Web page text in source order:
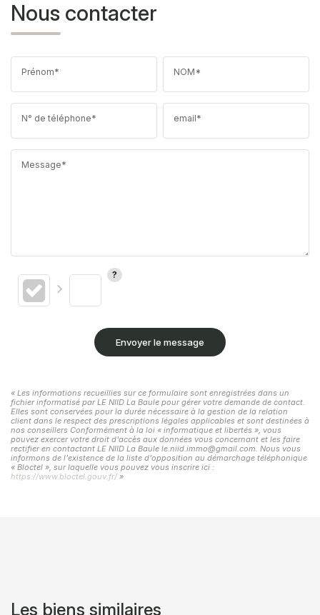
Nous contacter
Prénom* NOM*
N° de téléphone* email*
Message*
Envoyer le message
« Les informations recueillies sur ce formulaire sont enregistrées dans un
fichier informatisé par LE NIID La Baule pour gérer votre demande de contact.
Elles sont conservées pour la durée nécessaire à la gestion de la relation
client dans le respect des prescriptions légales applicables et sont destinées à
nos conseillers Conformément à la loi « informatique et libertés », vous
pouvez exercer votre droit d'accès aux données vous concernant et les faire
rectifier en contactant LE NIID La Baule le.niid.immo@gmail.com. Nous vous
informons de l'existence de la liste d'opposition au démarchage téléphonique
« Bloctel », sur laquelle vous pouvez vous inscrire ici :
https://www.bloctel.gouv.fr/ »
Les biens similaires